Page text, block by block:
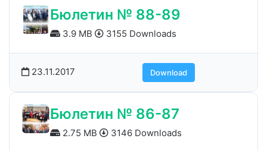
Бюлетин № 88-89
3.9 MB 3155 Downloads
23.11.2017 Download
Бюлетин № 86-87
2.75 MB 3146 Downloads